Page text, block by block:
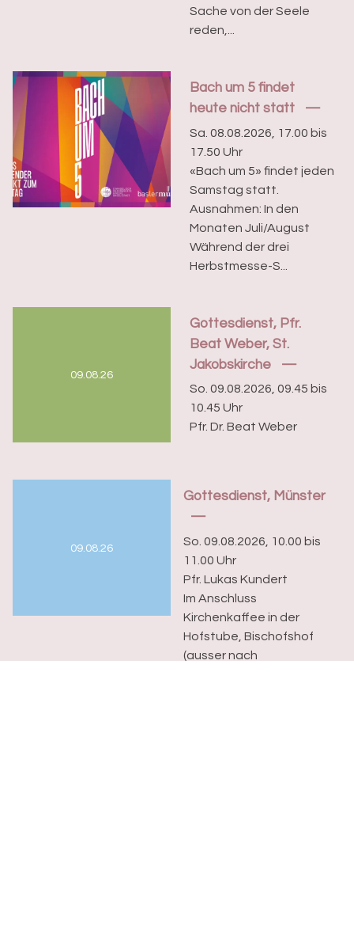
Sache von der Seele
reden,...
Bach um 5 findet
heute nicht statt
Sa. 08.08.2026, 17.00 bis
17.50 Uhr
«Bach um 5» findet jeden
Samstag statt.
Ausnahmen: In den
Monaten Juli/August
Während der drei
Herbstmesse-S...
09.08.26
Gottesdienst, Pfr.
Beat Weber, St.
Jakobskirche
So. 09.08.2026, 09.45 bis
10.45 Uhr
Pfr. Dr. Beat Weber
09.08.26
Gottesdienst, Münster
So. 09.08.2026, 10.00 bis
11.00 Uhr
Pfr. Lukas Kundert
Im Anschluss
Kirchenkaffee in der
Hofstube, Bischofshof
(ausser nach